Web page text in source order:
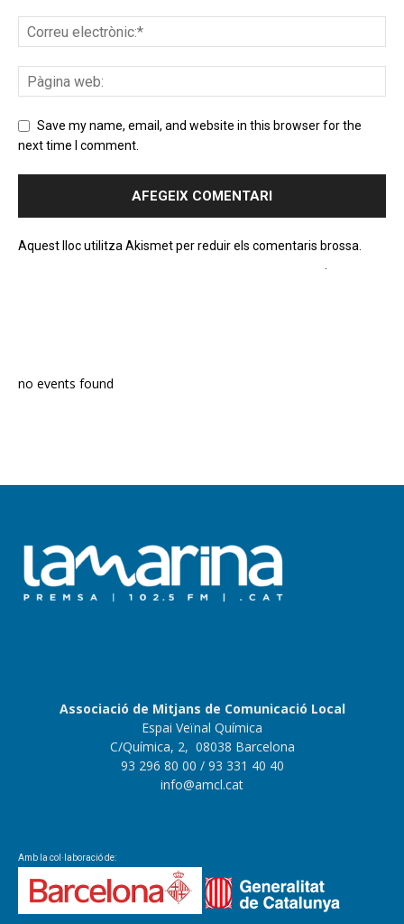
Save my name, email, and website in this browser for the
next time I comment.
Aquest lloc utilitza Akismet per reduir els comentaris brossa.
no events found
Associació de Mitjans de Comunicació Local
Espai Veïnal Química
C/Química, 2, 08038 Barcelona
93 296 80 00 / 93 331 40 40
info@amcl.cat
Amb la col·laboració de: